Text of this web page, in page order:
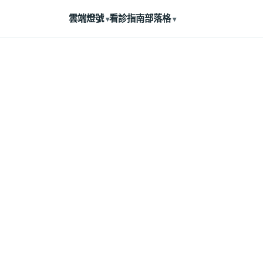
雲端燈號 看診指南部落格